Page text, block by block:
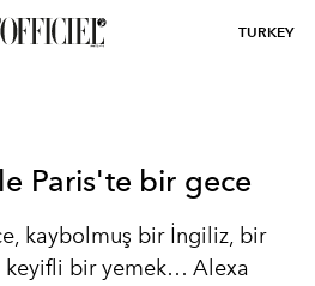
TURKEY
Paris'te bir gece
kaybolmuş bir İngiliz, bir
keyifli bir yemek… Alexa